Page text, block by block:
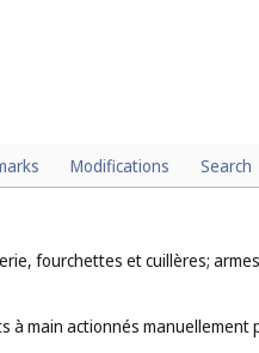
Modifications Search
fourchettes et cuillères;
main actionnés